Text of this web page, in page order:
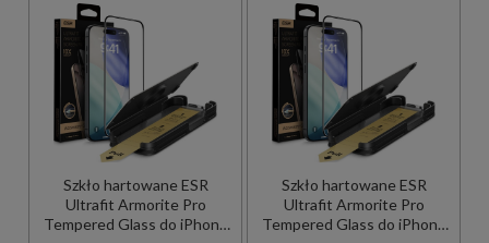
Szkło hartowane ESR
Ultrafit Armorite Pro
Tempered Glass do iPhone
Szkło hartowane ESR
Ultrafit Armorite Pro
Tempered Glass do iPhone